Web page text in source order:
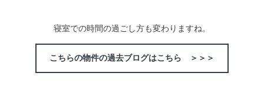
寝室での時間の過ごし方も変わりますね。
こちらの物件の過去ブログはこちら ＞＞＞